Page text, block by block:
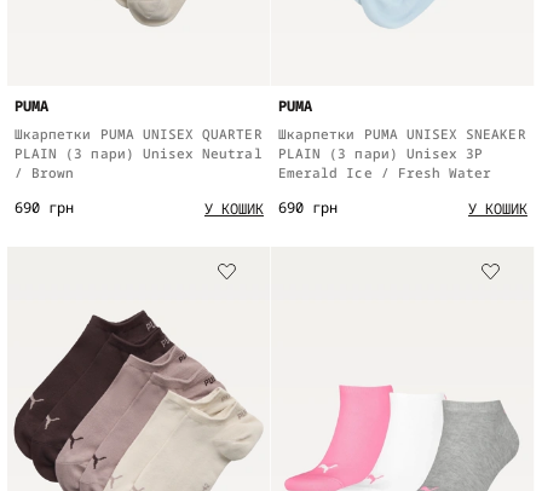
PUMA
Шкарпетки PUMA UNISEX QUARTER
PLAIN (3 пари) Unisex Neutral
/ Brown
690 грн У КОШИК
PUMA
Шкарпетки PUMA UNISEX SNEAKER
PLAIN (3 пари) Unisex 3P
Emerald Ice / Fresh Water
690 грн У КОШИК